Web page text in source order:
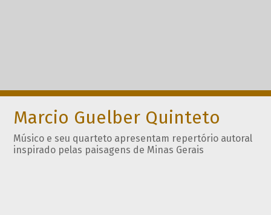
Marcio Guelber Quinteto
Músico e seu quarteto apresentam repertório autoral
inspirado pelas paisagens de Minas Gerais